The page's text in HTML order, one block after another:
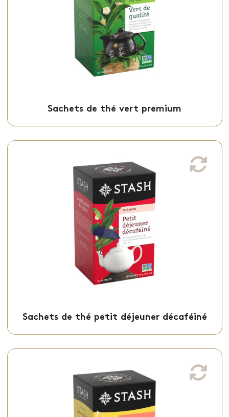
Sachets de thé vert premium
Sachets - 50-09661
Sachets de thé petit déjeuner décaféiné
Sachets de thé petit déjeuner décaféiné
Ce thé noir petit déjeuner décaféiné,
parfait pour un réveil en douceur, est
offert en sachets individuels.
Sachets - 50-10040
Sachets de tisane citron gingembre
Cette tisane citron gingembre, d’une
saveur équilibrée entre le goût de